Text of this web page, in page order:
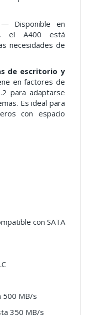
— Disponible en
, el A400 está
necesidades de
de escritorio y
en factores de
para adaptarse
Es ideal para
con espacio
con SATA
500 MB/s
350 MB/s